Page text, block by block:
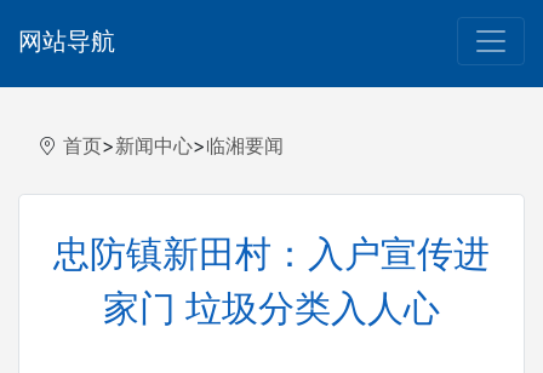
网站导航
首页>新闻中心>临湘要闻
忠防镇新田村：入户宣传进
家门 垃圾分类入人心